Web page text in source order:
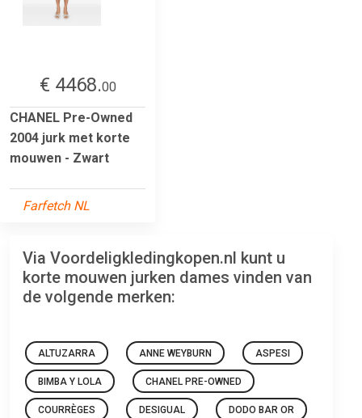
€ 4468.00
CHANEL Pre-Owned
2004 jurk met korte
mouwen - Zwart
Farfetch NL
Via Voordeligkledingkopen.nl kunt u
korte mouwen jurken dames vinden van
de volgende merken:
ALTUZARRA ANNE WEYBURN ASPESI
BIMBA Y LOLA CHANEL PRE-OWNED
COURRÈGES DESIGUAL DODO BAR OR